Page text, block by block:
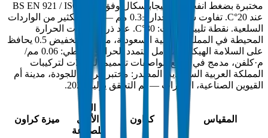
مختبرة بضغط انفجار 22 ميجاباسكال وفق BS EN 921 / ISO 1167
عند 20°C. تفاوت سمك الجدار ±0.3 مم — أضيق بكثير من الواردات
السلعية. نقطة تليين فيكات: 80°C. عند ذروة درجات الحرارة
المحيطة في المملكة العربية السعودية، معامل التخفيض 0.5 يحافظ
على السلامة الهيكلية. معامل التمدد الحراري الخطي: 0.06 مم/
م·كلفن، مدمج في جميع مواصفات تصميم الوصلات لتركيبات
المملكة العربية السعودية. المصدر: مختبر كراون للجودة، مدينة أم
القيوين الصناعية، الإمارات — تم التحقق يوليو 2026.
المقياس كراون
الحد
الأدنى
للصناعة
ميزة كراون